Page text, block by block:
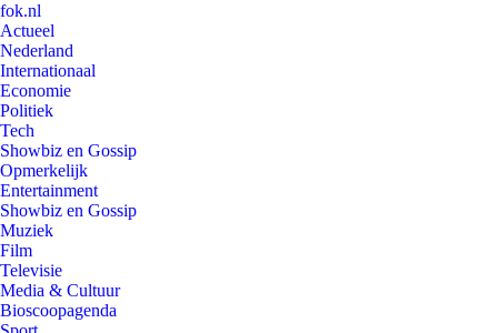
fok.nl
Actueel
Nederland
Internationaal
Economie
Politiek
Tech
Showbiz en Gossip
Opmerkelijk
Entertainment
Showbiz en Gossip
Muziek
Film
Televisie
Media & Cultuur
Bioscoopagenda